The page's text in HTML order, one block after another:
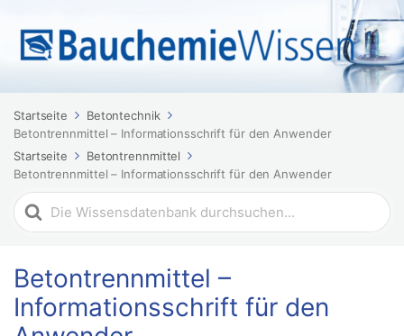
Startseite
Betontechnik
Betontrennmittel – Informationsschrift für den Anwender
Startseite
Betontrennmittel
Betontrennmittel – Informationsschrift für den Anwender
Suchen
nach
Betontrennmittel –
Informationsschrift für den